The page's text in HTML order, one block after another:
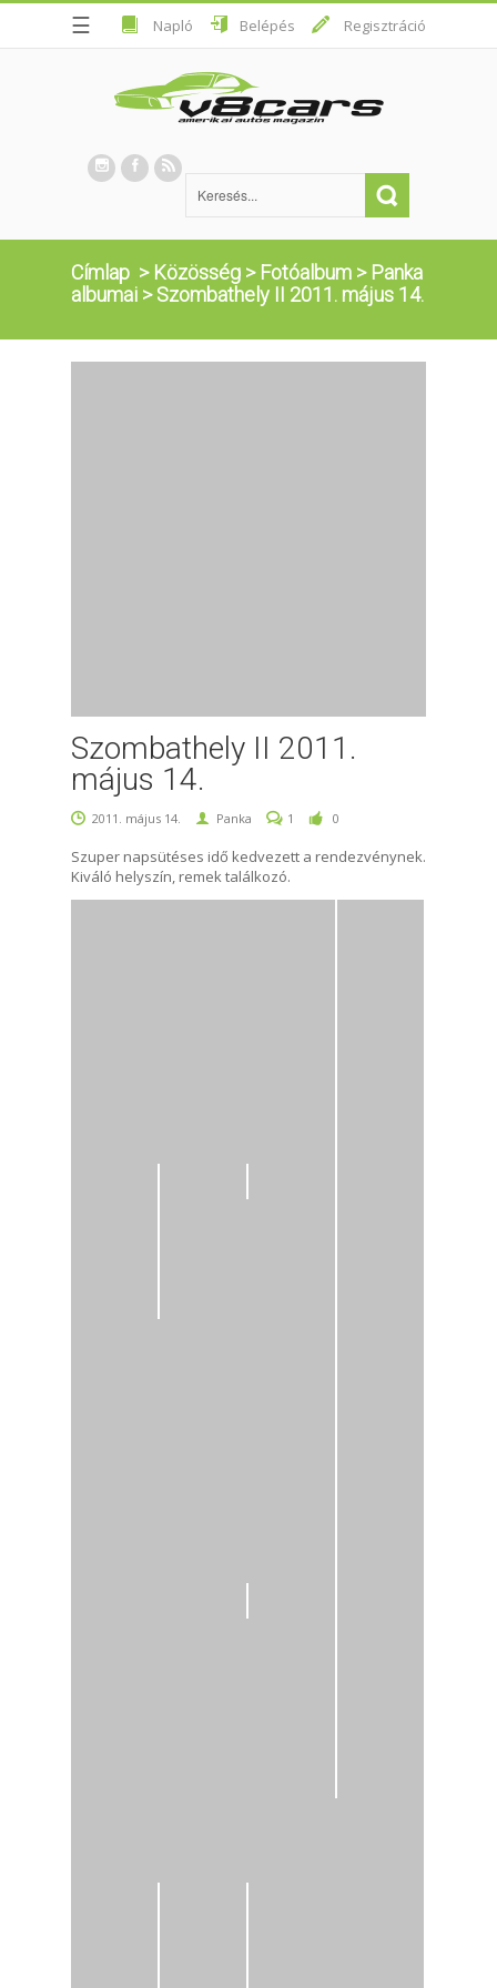
☰ Napló Belépés Regisztráció
Címlap > Közösség > Fotóalbum > Panka
albumai >Szombathely II 2011. május 14.
Szombathely II 2011.
május 14.
2011. május 14. Panka 1 0
Szuper napsütéses idő kedvezett a rendezvénynek.
Kiváló helyszín, remek találkozó.